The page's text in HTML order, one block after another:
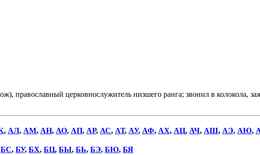
православный церковнослужитель низшего ранга; звонил в колокола,
, АЛ, АМ, АН, АО, АП, АР, АС, АТ, АУ, АФ, АХ, АЦ, АЧ, АШ, АЭ, АЮ,
БС, БУ, БХ, БЦ, БЫ, БЬ, БЭ, БЮ, БЯ